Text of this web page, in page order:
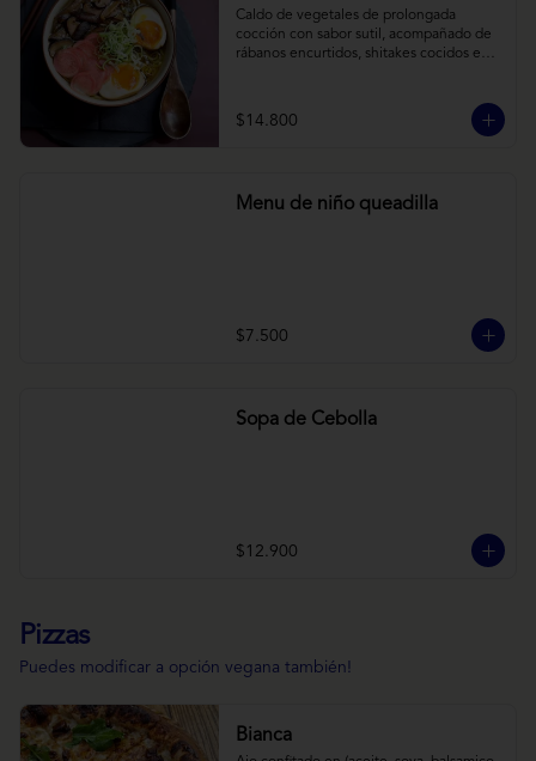
Caldo de vegetales de prolongada
cocción con sabor sutil, acompañado de
rábanos encurtidos, shitakes cocidos en
vegana) y los infaltables fideos de ramen.
$14.800
Menu de niño queadilla
$7.500
Sopa de Cebolla
$12.900
Pizzas
Puedes modificar a opción vegana también!
Bianca